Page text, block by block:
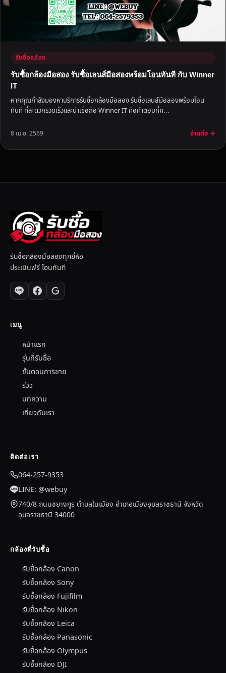
รับซื้อกล้อง
รับซื้อกล้องมือสอง รับซื้อเลนส์มือสองพร้อมโอนทันที กับ Winner
IT
หากคุณกำลังมองหาบริการรับซื้อกล้องมือสอง รับซื้อเลนส์มือสองพร้อมโอน
ทันที ที่สะดวกรวดเร็วและน่าเชื่อถือ Winner IT คือคำตอบที่ค...
8 เม.ย. 2569 อ่านต่อ →
รับซื้อกล้องมือสองทุกยี่ห้อ
ประเมินฟรี โอนทันที
เมนู
หน้าแรก
รุ่นที่รับซื้อ
ขั้นตอนการขาย
รีวิว
บทความ
เกี่ยวกับเรา
ติดต่อเรา
064-257-9353
LINE: @webuy
740/8 ถนนชยางกูร ตำบลในเมือง อำเภอเมืองอุบลราชธานี จังหวัด
อุบลราชธานี 34000
กล้องที่รับซื้อ
รับซื้อกล้อง Canon
รับซื้อกล้อง Sony
รับซื้อกล้อง Fujifilm
รับซื้อกล้อง Nikon
รับซื้อกล้อง Leica
รับซื้อกล้อง Panasonic
รับซื้อกล้อง Olympus
รับซื้อกล้อง DJI